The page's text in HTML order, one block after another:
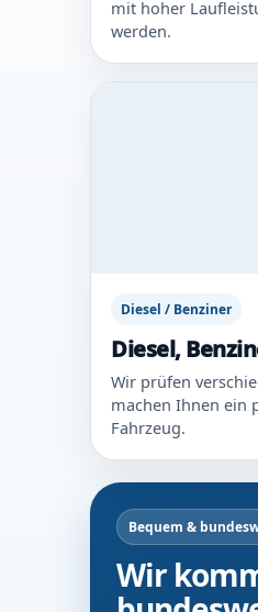
mit hoher
werden.
Diesel / Benziner
Diesel,
Wir prüfen
machen Ihnen ein
Fahrzeug.
Bequem &
Wir